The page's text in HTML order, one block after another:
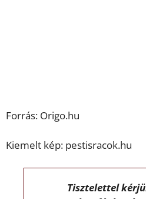
Forrás: Origo.hu
Kiemelt kép: pestisracok.hu
Tisztelettel